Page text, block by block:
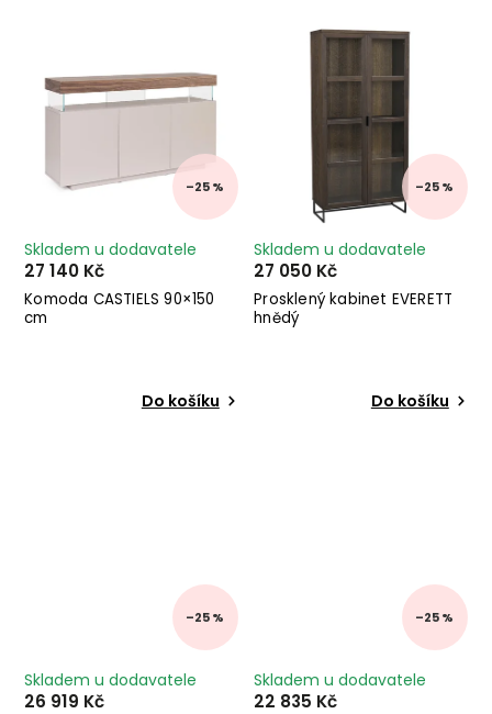
–25 %
Komoda CASTIELS 90×150
cm
Skladem u dodavatele
27 140 Kč
Do košíku
–25 %
Prosklený kabinet EVERETT
hnědý
Skladem u dodavatele
27 050 Kč
Do košíku
–25 %
Skladem u dodavatele
26 919 Kč
–25 %
Skladem u dodavatele
22 835 Kč